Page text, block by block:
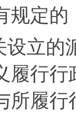
规定的
设立的
履行
所履